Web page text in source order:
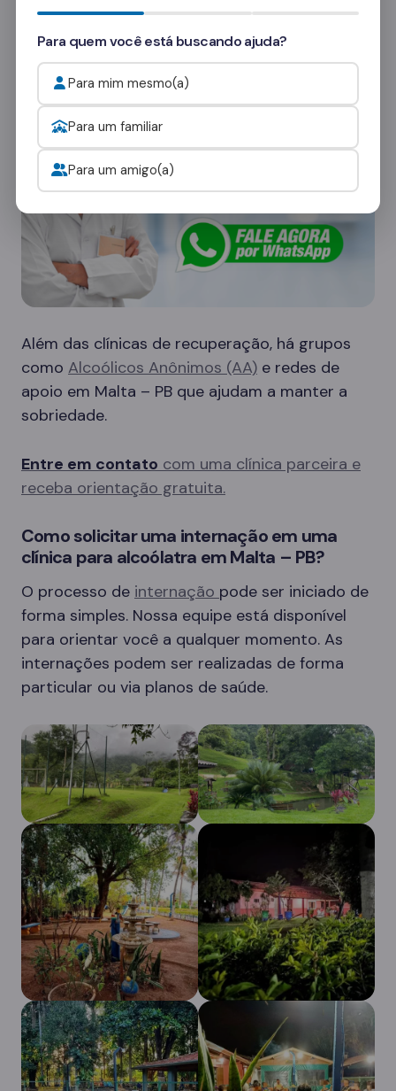
Onde procurar ajuda para o alcoolismo?
Além das clínicas de recuperação, há grupos
como Alcoólicos Anônimos (AA) e redes de
apoio em Malta – PB que ajudam a manter a
sobriedade.
Entre em contato com uma clínica parceira e
receba orientação gratuita.
Como solicitar uma internação em uma
clínica para alcoólatra em Malta – PB?
O processo de internação pode ser iniciado de
forma simples. Nossa equipe está disponível
para orientar você a qualquer momento. As
internações podem ser realizadas de forma
particular ou via planos de saúde.
Para quem você está buscando ajuda?
Para mim mesmo(a)
Para um familiar
Para um amigo(a)